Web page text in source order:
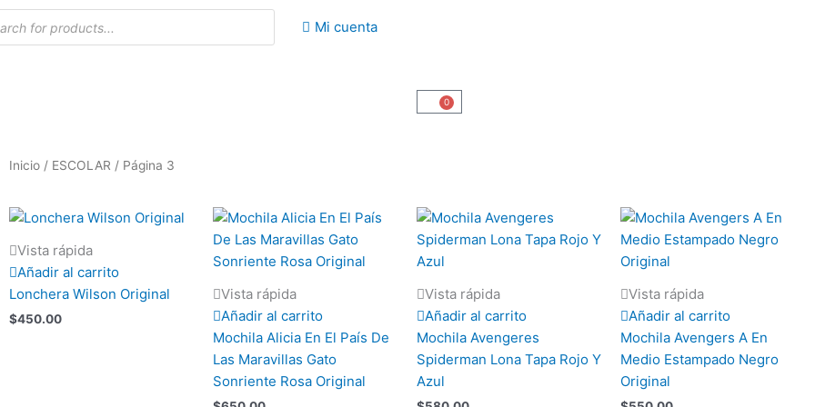
Mi cuenta
0
Carrito
Inicio/ ESCOLAR / Página 3
Vista rápida
Añadir al carrito
Lonchera Wilson Original
$450.00
Vista rápida
Añadir al carrito
Mochila Alicia En El País De
Las Maravillas Gato
Sonriente Rosa Original
Vista rápida
Añadir al carrito
Mochila Avengeres
Spiderman Lona Tapa Rojo Y
Azul
Vista rápida
Añadir al carrito
Mochila Avengers A En
Medio Estampado Negro
Original